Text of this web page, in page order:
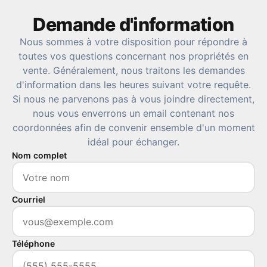
Demande d'information
Nous sommes à votre disposition pour répondre à
toutes vos questions concernant nos propriétés en
vente. Généralement, nous traitons les demandes
d'information dans les heures suivant votre requête.
Si nous ne parvenons pas à vous joindre directement,
nous vous enverrons un email contenant nos
coordonnées afin de convenir ensemble d'un moment
idéal pour échanger.
Nom complet
Courriel
Téléphone